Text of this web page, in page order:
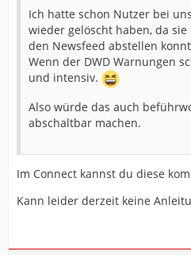
Ich hatte schon Nutzer bei
wieder gelöscht haben, da
den Newsfeed abstellen
Wenn der DWD Warnungen
und intensiv.
Also würde das auch
abschaltbar machen.
Im Connect kannst du diese
Kann leider derzeit keine